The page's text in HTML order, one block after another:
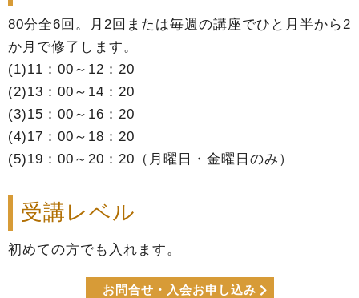
80分全6回。月2回または毎週の講座でひと月半から2
か月で修了します。
(1)11：00～12：20
(2)13：00～14：20
(3)15：00～16：20
(4)17：00～18：20
(5)19：00～20：20（月曜日・金曜日のみ）
受講レベル
初めての方でも入れます。
お問合せ・入会お申し込み